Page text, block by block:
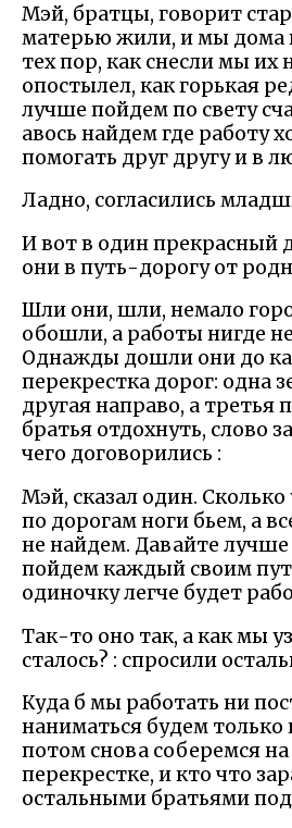
Мэй, братцы, говорит
матерью жили, и мы дома
тех пор, как снесли мы их
опостылел, как горькая
лучше пойдем по свету
авось найдем где работу
помогать друг другу и в
Ладно, согласились
И вот в один прекрасный
они в путь-дорогу от
Шли они, шли, немало
обошли, а работы нигде
Однажды дошли они до
перекрестка дорог: одна
другая направо, а третья
братья отдохнуть, слово
чего договорились :
Мэй, сказал один.
по дорогам ноги бьем, а
не найдем. Давайте лучше
пойдем каждый своим
одиночку легче будет
Так-то оно так, а как мы
сталось? : спросили
Куда б мы работать ни
наниматься будем только
потом снова соберемся
перекрестке, и кто что
остальными братьями